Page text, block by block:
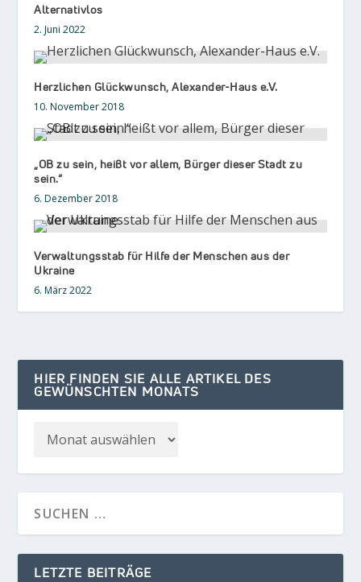
Alternativlos
2. Juni 2022
Herzlichen Glückwunsch, Alexander-Haus e.V.
10. November 2018
„OB zu sein, heißt vor allem, Bürger dieser Stadt zu
sein.“
6. Dezember 2018
Verwaltungsstab für Hilfe der Menschen aus der
Ukraine
6. März 2022
HIER FINDEN SIE ALLE ARTIKEL DES
GEWÜNSCHTEN MONATS
LETZTE BEITRÄGE